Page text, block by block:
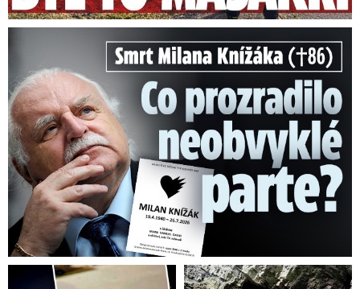
Zdroj: hrc, GenLive/Blesk, Vera Renovica
Smrt Milana Knížáka (†86): Co prozradilo neobvyklé parte?